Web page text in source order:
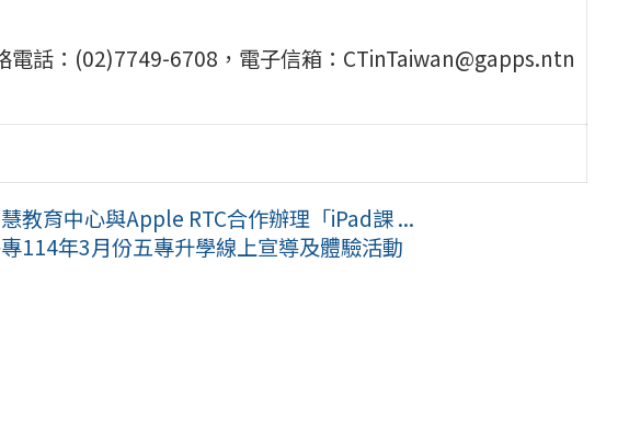
電話：(02)7749-6708，電子信箱：CTinTaiwan@gapps.ntn
教育中心與Apple RTC合作辦理「iPad課 ...
114年3月份五專升學線上宣導及體驗活動